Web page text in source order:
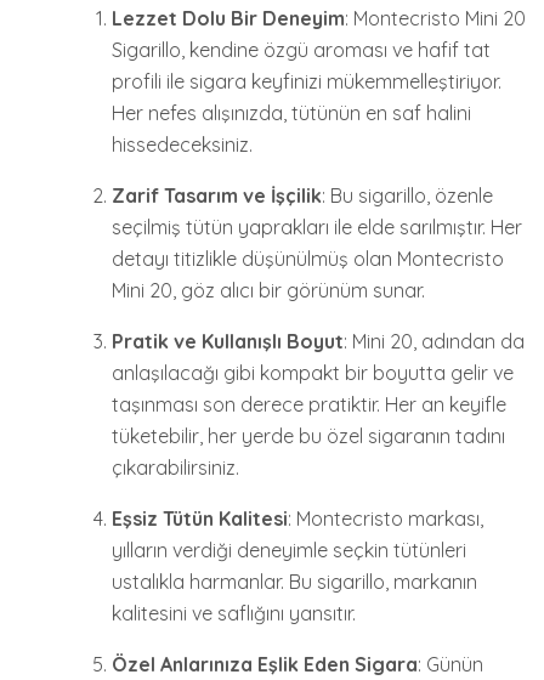
Lezzet Dolu Bir Deneyim: Montecristo Mini 20
Sigarillo, kendine özgü aroması ve hafif tat
profili ile sigara keyfinizi mükemmelleştiriyor.
Her nefes alışınızda, tütünün en saf halini
hissedeceksiniz.
Zarif Tasarım ve İşçilik: Bu sigarillo, özenle
seçilmiş tütün yaprakları ile elde sarılmıştır. Her
detayı titizlikle düşünülmüş olan Montecristo
Mini 20, göz alıcı bir görünüm sunar.
Pratik ve Kullanışlı Boyut: Mini 20, adından da
anlaşılacağı gibi kompakt bir boyutta gelir ve
taşınması son derece pratiktir. Her an keyifle
tüketebilir, her yerde bu özel sigaranın tadını
çıkarabilirsiniz.
Eşsiz Tütün Kalitesi: Montecristo markası,
yılların verdiği deneyimle seçkin tütünleri
ustalıkla harmanlar. Bu sigarillo, markanın
kalitesini ve saflığını yansıtır.
Özel Anlarınıza Eşlik Eden Sigara: Günün